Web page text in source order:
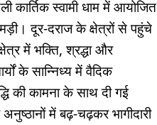
कार्तिक स्वामी धाम में आयोजित
दूर-दराज के क्षेत्रों से पहुंचे
में भक्ति, श्रद्धा और
के सान्निध्य में वैदिक
की कामना के साथ दी गई
में बढ़-चढ़कर भागीदारी